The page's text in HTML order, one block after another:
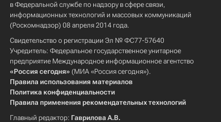
в Федеральной службе по надзору в сфере связи,
информационных технологий и массовых коммуникаций
(Роскомнадзор) 08 апреля 2014 года.
Свидетельство о регистрации Эл № ФС77-57640
Учредитель: Федеральное государственное унитарное
предприятие Международное информационное агентство
«Россия сегодня» (МИА «Россия сегодня»).
Правила использования материалов
Политика конфиденциальности
Правила применения рекомендательных технологий
Главный редактор: Гаврилова А.В.